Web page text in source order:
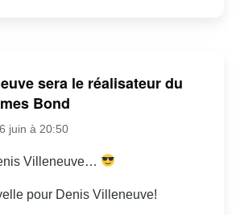
sera le réalisateur du
Bond
juin à 20:50
Villeneuve…
pour Denis Villeneuve!